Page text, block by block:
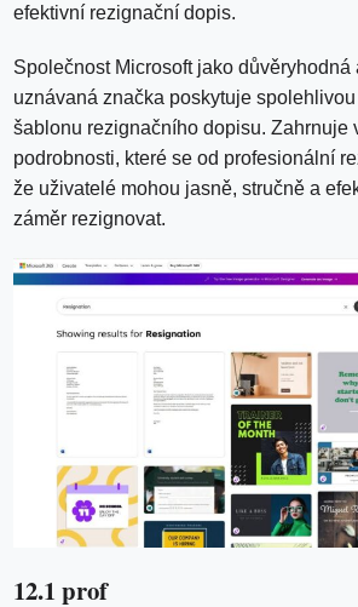
efektivní rezignační dopis.
Společnost Microsoft jako důvěryhodná
uznávaná značka poskytuje
šablonu rezignačního dopisu. Zahrnuje
podrobnosti, které se od profesionální
že uživatelé mohou jasně, stručně a
záměr rezignovat.
12.1 prof